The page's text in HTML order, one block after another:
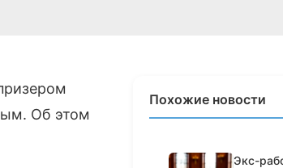
Об этом
Похожие новости
Экс-